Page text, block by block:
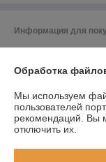
Информация для
Республика Беларусь,
Регистрационный
УНП: 791427039
Регистрационный
Обработка
Мы используем
пользователей
рекомендаций. Вы
отключить их.